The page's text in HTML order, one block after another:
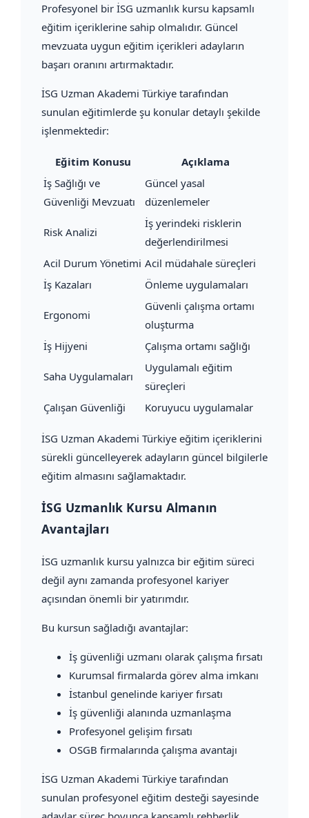
Profesyonel bir İSG uzmanlık kursu kapsamlı
eğitim içeriklerine sahip olmalıdır. Güncel
mevzuata uygun eğitim içerikleri adayların
başarı oranını artırmaktadır.
İSG Uzman Akademi Türkiye tarafından
sunulan eğitimlerde şu konular detaylı şekilde
işlenmektedir:
Eğitim Konusu
Açıklama
İş Sağlığı ve
Güvenliği Mevzuatı
Güncel yasal
düzenlemeler
Risk Analizi
İş yerindeki risklerin
değerlendirilmesi
Acil Durum Yönetimi Acil müdahale süreçleri
İş Kazaları
Önleme uygulamaları
Ergonomi
Güvenli çalışma ortamı
oluşturma
İş Hijyeni
Çalışma ortamı sağlığı
Saha Uygulamaları
Uygulamalı eğitim
süreçleri
Çalışan Güvenliği
Koruyucu uygulamalar
İSG Uzman Akademi Türkiye eğitim içeriklerini
sürekli güncelleyerek adayların güncel bilgilerle
eğitim almasını sağlamaktadır.
İSG Uzmanlık Kursu Almanın
Avantajları
İSG uzmanlık kursu yalnızca bir eğitim süreci
değil aynı zamanda profesyonel kariyer
açısından önemli bir yatırımdır.
Bu kursun sağladığı avantajlar:
İş güvenliği uzmanı olarak çalışma fırsatı
Kurumsal firmalarda görev alma imkanı
İstanbul genelinde kariyer fırsatı
İş güvenliği alanında uzmanlaşma
Profesyonel gelişim fırsatı
OSGB firmalarında çalışma avantajı
İSG Uzman Akademi Türkiye tarafından
sunulan profesyonel eğitim desteği sayesinde